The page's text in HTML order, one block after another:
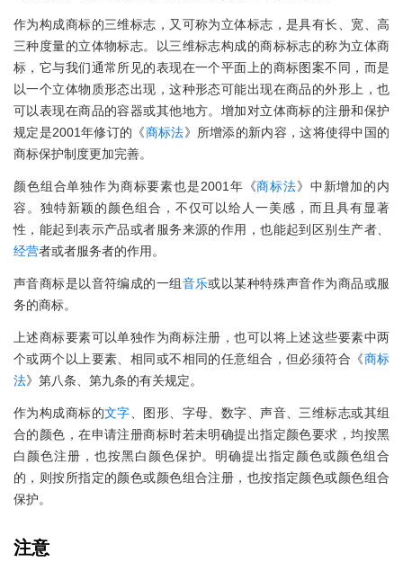
作为构成商标的三维标志，又可称为立体标志，是具有长、宽、高
三种度量的立体物标志。以三维标志构成的商标标志的称为立体商
标，它与我们通常所见的表现在一个平面上的商标图案不同，而是
以一个立体物质形态出现，这种形态可能出现在商品的外形上，也
可以表现在商品的容器或其他地方。增加对立体商标的注册和保护
规定是2001年修订的《商标法》所增添的新内容，这将使得中国的
商标保护制度更加完善。
颜色组合单独作为商标要素也是2001年《商标法》中新增加的内
容。独特新颖的颜色组合，不仅可以给人一美感，而且具有显著
性，能起到表示产品或者服务来源的作用，也能起到区别生产者、
经营者或者服务者的作用。
声音商标是以音符编成的一组音乐或以某种特殊声音作为商品或服
务的商标。
上述商标要素可以单独作为商标注册，也可以将上述这些要素中两
个或两个以上要素、相同或不相同的任意组合，但必须符合《商标
法》第八条、第九条的有关规定。
作为构成商标的文字 、图形、字母、数字、声音、三维标志或其组
合的颜色，在申请注册商标时若未明确提出指定颜色要求，均按黑
白颜色注册，也按黑白颜色保护。明确提出指定颜色或颜色组合
的，则按所指定的颜色或颜色组合注册，也按指定颜色或颜色组合
保护。
注意